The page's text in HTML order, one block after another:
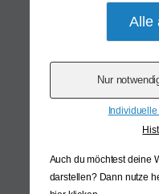
Auch du möchtest deine
darstellen? Dann nutze